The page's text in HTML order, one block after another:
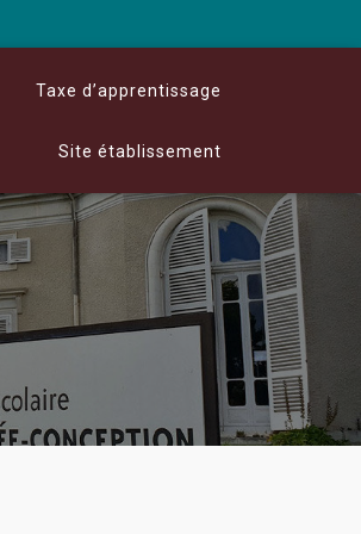
Taxe d’apprentissage
Site établissement